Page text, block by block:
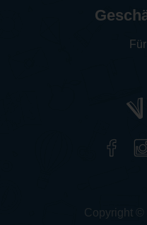
Copyright ©